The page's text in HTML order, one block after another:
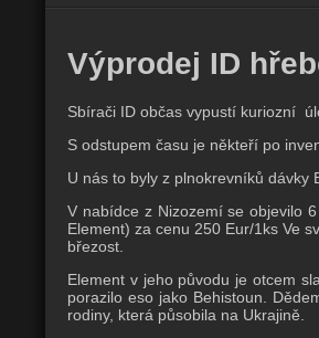
Výprodej ID
Sbírači ID občas vypustí kuriozní
S odstupem času je někteří po
U nás to byly z plnokrevníků
V nabídce z Nizozemí se objevilo
Element) za cenu 250 Eur/1ks Ve
březost.
Element v jeho původu je otcem
porazilo eso jako Behistoun.
rodiny, která působila na Ukrajině.